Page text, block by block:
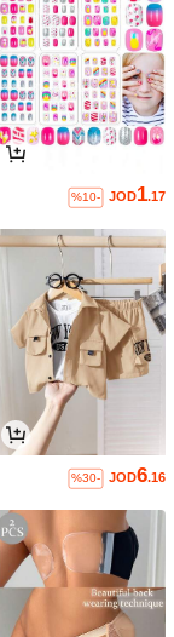
JOD1.17
%10-
JOD6.16
%30-